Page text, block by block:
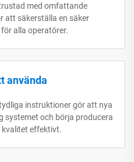
med omfattande
att säkerställa en säker
alla operatörer.
använda
instruktioner gör att nya
systemet och börja producera
effektivt.